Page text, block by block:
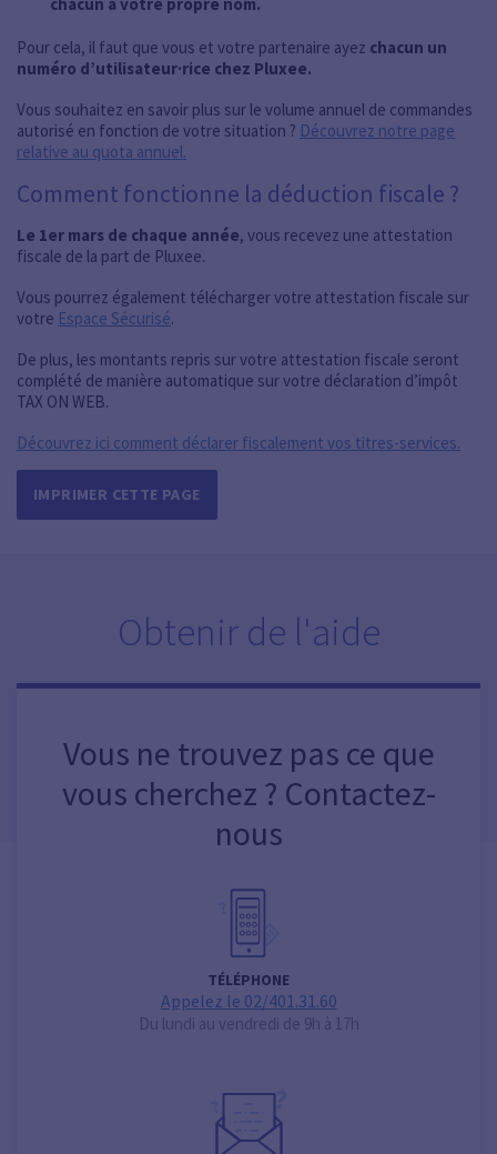
Pour cela, il faut que vous et votre partenaire ayez chacun un
numéro d’utilisateur·rice chez Pluxee.
Vous souhaitez en savoir plus sur le volume annuel de commandes
autorisé en fonction de votre situation ? Découvrez notre page
relative au quota annuel.
Comment fonctionne la déduction fiscale ?
Le 1er mars de chaque année, vous recevez une attestation
fiscale de la part de Pluxee.
Vous pourrez également télécharger votre attestation fiscale sur
votre Espace Sécurisé.
De plus, les montants repris sur votre attestation fiscale seront
complété de manière automatique sur votre déclaration d’impôt
TAX ON WEB.
Découvrez ici comment déclarer fiscalement vos titres-services.
IMPRIMER CETTE PAGE
Obtenir de l'aide
Vous ne trouvez pas ce que
vous cherchez ? Contactez-
nous
TÉLÉPHONE
Appelez le 02/401.31.60
Du lundi au vendredi de 9h à 17h